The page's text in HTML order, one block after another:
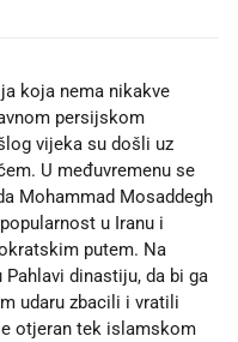
koja nema nikakve
persijskom
vijeka su došli uz
U međuvremenu se
Mohammad Mosaddegh
u Iranu i
putem. Na
dinastiju, da bi ga
udaru zbacili i vratili
otjeran tek islamskom